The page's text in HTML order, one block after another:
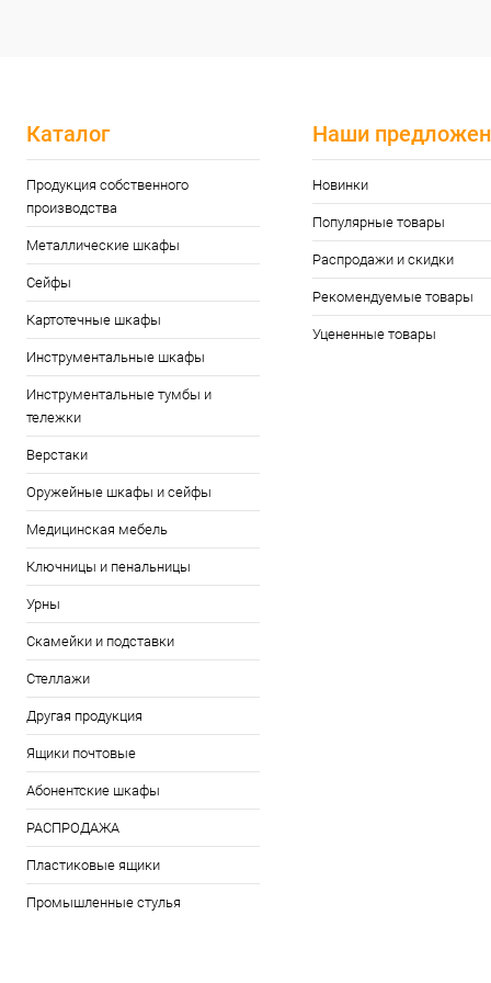
Каталог
Продукция собственного
производства
Металлические шкафы
Сейфы
Картотечные шкафы
Инструментальные шкафы
Инструментальные тумбы и
тележки
Верстаки
Оружейные шкафы и сейфы
Медицинская мебель
Ключницы и пенальницы
Урны
Скамейки и подставки
Стеллажи
Другая продукция
Ящики почтовые
Абонентские шкафы
РАСПРОДАЖА
Пластиковые ящики
Промышленные стулья
Наши
Новинки
Популярные товары
Распродажи и скидки
Рекомендуемые товары
Уцененные товары